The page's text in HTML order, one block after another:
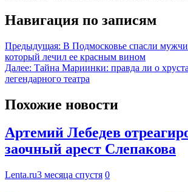
Навигация по записям
Предыдущая: В Подмосковье спасли
который лечил ее красным вином
Далее: Тайна Мариинки: правда ли о
легендарного театра
Похожие новости
Артемий Лебедев
заочный арест Слепакова
Lenta.ru3 месяца спустя 0